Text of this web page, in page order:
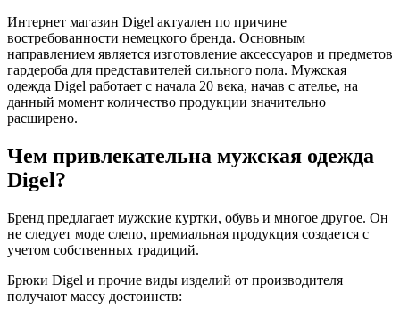
Интернет магазин Digel актуален по причине
востребованности немецкого бренда. Основным
направлением является изготовление аксессуаров и предметов
гардероба для представителей сильного пола. Мужская
одежда Digel работает с начала 20 века, начав с ателье, на
данный момент количество продукции значительно
расширено.
Чем привлекательна мужская одежда
Digel?
Бренд предлагает мужские куртки, обувь и многое другое. Он
не следует моде слепо, премиальная продукция создается с
учетом собственных традиций.
Брюки Digel и прочие виды изделий от производителя
получают массу достоинств: